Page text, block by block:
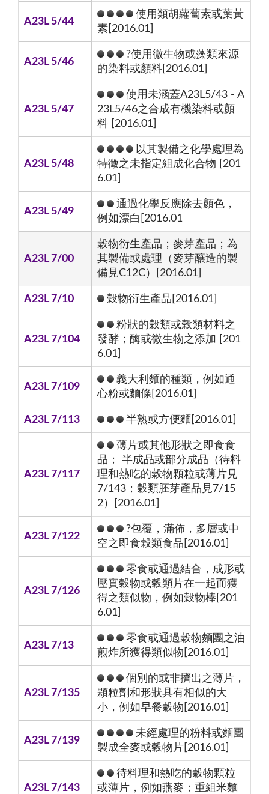
A23L 5/44
使用類胡蘿蔔素或葉黃
素[2016.01]
A23L 5/46
?使用微生物或藻類來源
的染料或顏料[2016.01]
A23L 5/47
使用未涵蓋A23L5/43 - A
23L5/46之合成有機染料或顏
料 [2016.01]
A23L 5/48
以其製備之化學處理為
特徵之未指定組成化合物 [201
6.01]
A23L 5/49
通過化學反應除去顏色，
例如漂白[2016.01
A23L 7/00
穀物衍生產品；麥芽產品；為
其製備或處理（麥芽釀造的製
備見C12C）[2016.01]
A23L 7/10 穀物衍生產品[2016.01]
A23L 7/104
粉狀的穀類或穀類材料之
發酵；酶或微生物之添加 [201
6.01]
A23L 7/109
義大利麵的種類，例如通
心粉或麵條[2016.01]
A23L 7/113 半熟或方便麵[2016.01]
A23L 7/117
薄片或其他形狀之即食食
品； 半成品或部分成品（待料
理和熱吃的穀物顆粒或薄片見
7/143；穀類胚芽產品見7/15
2）[2016.01]
A23L 7/122
?包覆，滿佈，多層或中
空之即食榖類食品[2016.01]
A23L 7/126
零食或通過結合，成形或
壓實穀物或穀類片在一起而獲
得之類似物，例如穀物棒[201
6.01]
A23L 7/13
零食或通過穀物麵團之油
煎炸所獲得類似物[2016.01]
A23L 7/135
個別的或非擠出之薄片，
顆粒劑和形狀具有相似的大
小，例如早餐穀物[2016.01]
A23L 7/139
未經處理的粉料或麵團
製成全麥或穀物片[2016.01]
A23L 7/143
待料理和熱吃的穀物顆粒
或薄片，例如燕麥；重組米麵